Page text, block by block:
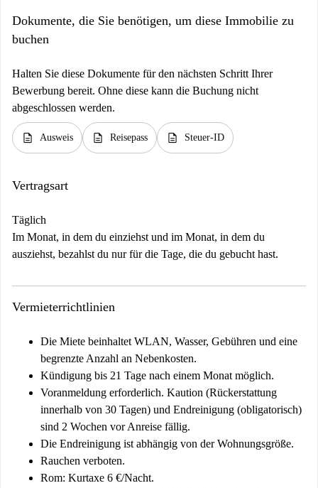
Dokumente, die Sie benötigen, um diese Immobilie zu
buchen
Halten Sie diese Dokumente für den nächsten Schritt Ihrer
Bewerbung bereit. Ohne diese kann die Buchung nicht
abgeschlossen werden.
description Ausweis description Reisepass description Steuer-ID
Vertragsart
Täglich
Im Monat, in dem du einziehst und im Monat, in dem du
ausziehst, bezahlst du nur für die Tage, die du gebucht hast.
Vermieterrichtlinien
Die Miete beinhaltet WLAN, Wasser, Gebühren und eine
begrenzte Anzahl an Nebenkosten.
Kündigung bis 21 Tage nach einem Monat möglich.
Voranmeldung erforderlich. Kaution (Rückerstattung
innerhalb von 30 Tagen) und Endreinigung (obligatorisch)
sind 2 Wochen vor Anreise fällig.
Die Endreinigung ist abhängig von der Wohnungsgröße.
Rauchen verboten.
Rom: Kurtaxe 6 €/Nacht.